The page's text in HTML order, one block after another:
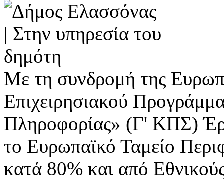
Με τη συνδρομή της
Επιχειρησιακού
Πληροφορίας» (Γ' ΚΠΣ)
το Ευρωπαϊκό Ταμείο
κατά 80% και από